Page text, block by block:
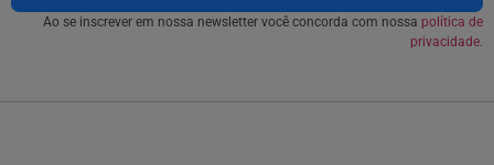
Ao se inscrever em nossa newsletter você concorda com nossa política de
privacidade.